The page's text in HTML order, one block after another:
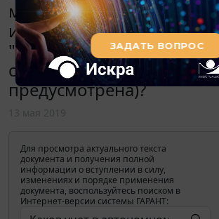
момент продажи
имущество,
"4", не полностью
самортизировано,
предусмотрена)?
Для просмотра актуального текста
документа и получения полной
информации о вступлении в силу,
изменениях и порядке применения
документа, воспользуйтесь поиском в
Интернет-версии системы ГАРАНТ: